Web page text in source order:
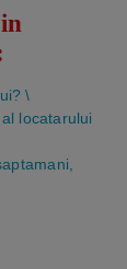
\
locatarului